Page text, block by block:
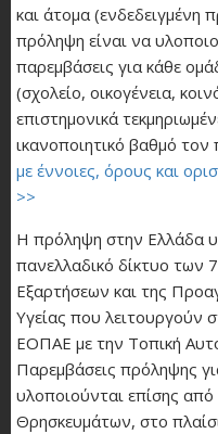
και άτομα (ενδεδειγμένη
πρόληψη είναι να
παρεμβάσεις για κάθε
(σχολείο, οικογένεια,
επιστημονικά
ικανοποιητικό βαθμό τον
με έννοιες, όρους και
>>
Η πρόληψη στην Ελλάδα
πανελλαδικό δίκτυο
Εξαρτήσεων και της
Υγείας που λειτουργούν
ΕΟΠΑΕ με την Τοπική
Παρεμβάσεις πρόληψης
υλοποιούνται επίσης από
Θρησκευμάτων, στο